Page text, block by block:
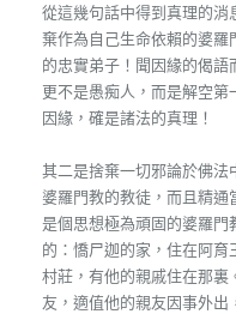
從這幾句話中得到真理的
棄作為自己生命依賴的婆
的忠實弟子！聞因緣的偈語
更不是愚痴人，而是解空
因緣，確是諸法的真理！
其二是捨棄一切邪論於佛
婆羅門教的教徒，而且精
是個思想極為頑固的婆羅
的：憍尸迦的家，住在阿
村莊，有他的親戚住在那
友，適值他的親友因事外出